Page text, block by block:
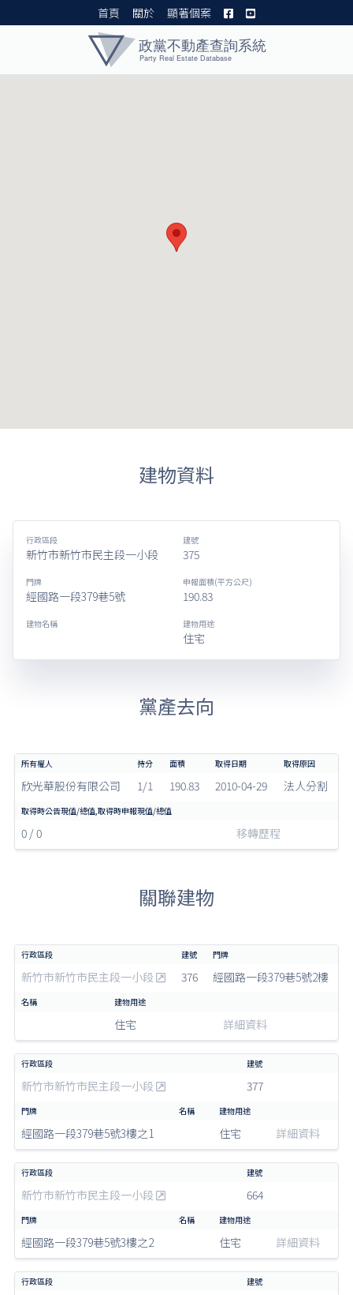
首頁 關於 顯著個案
建物資料
行政區段
新竹市新竹市民主段一小段
建號
375
門牌
經國路一段379巷5號
申報面積(平方公尺)
190.83
建物名稱 建物用途
住宅
黨產去向
欣光華股份有限公司 1/1 190.83 2010-04-29 法人分割
0 / 0 移轉歷程
關聯建物
新竹市新竹市民主段一小段 376 經國路一段379巷5號2樓
住宅 詳細資料
新竹市新竹市民主段一小段 377
經國路一段379巷5號3樓之1 住宅 詳細資料
新竹市新竹市民主段一小段 664
經國路一段379巷5號3樓之2 住宅 詳細資料